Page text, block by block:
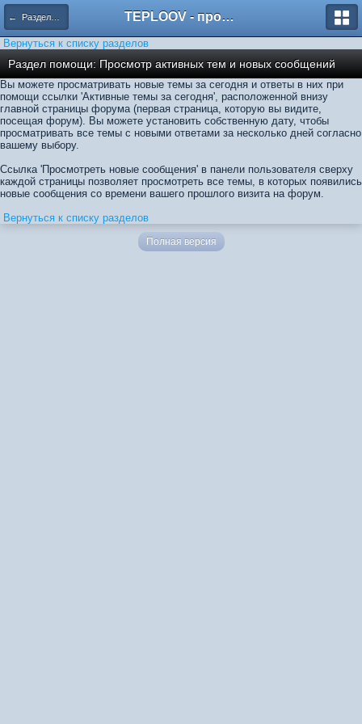
← Разделы помощи TEPLOOV - программный комплекс для расчёта систем отопления и вентиляции
Вернуться к списку разделов
Раздел помощи: Просмотр активных тем и новых сообщений
Вы можете просматривать новые темы за сегодня и ответы в них при
помощи ссылки 'Активные темы за сегодня', расположенной внизу
главной страницы форума (первая страница, которую вы видите,
посещая форум). Вы можете установить собственную дату, чтобы
просматривать все темы с новыми ответами за несколько дней согласно
вашему выбору.
Ссылка 'Просмотреть новые сообщения' в панели пользователя сверху
каждой страницы позволяет просмотреть все темы, в которых появились
новые сообщения со времени вашего прошлого визита на форум.
Вернуться к списку разделов
Полная версия